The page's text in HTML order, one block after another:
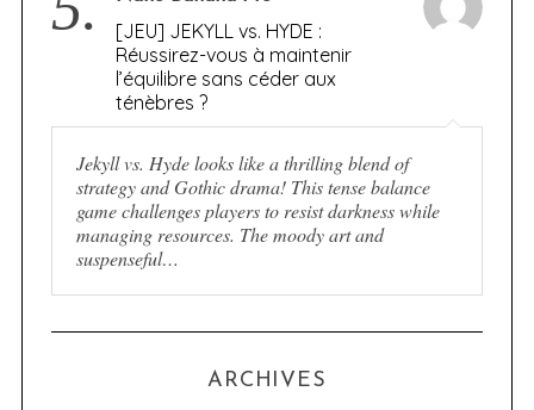
[JEU] JEKYLL vs. HYDE :
Réussirez-vous à maintenir
l’équilibre sans céder aux
ténèbres ?
Jekyll vs. Hyde looks like a thrilling blend of
strategy and Gothic drama! This tense balance
game challenges players to resist darkness while
managing resources. The moody art and
suspenseful…
ARCHIVES